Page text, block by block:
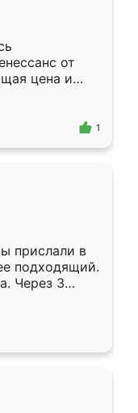
от
цена и
Приехавший
1
прислали в
подходящий.
Через 3
Остались